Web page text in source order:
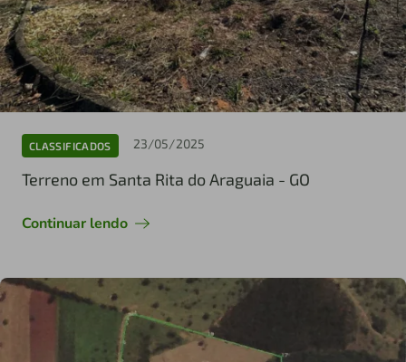
CLASSIFICADOS 23/05/2025
Terreno em Santa Rita do Araguaia - GO
Continuar lendo